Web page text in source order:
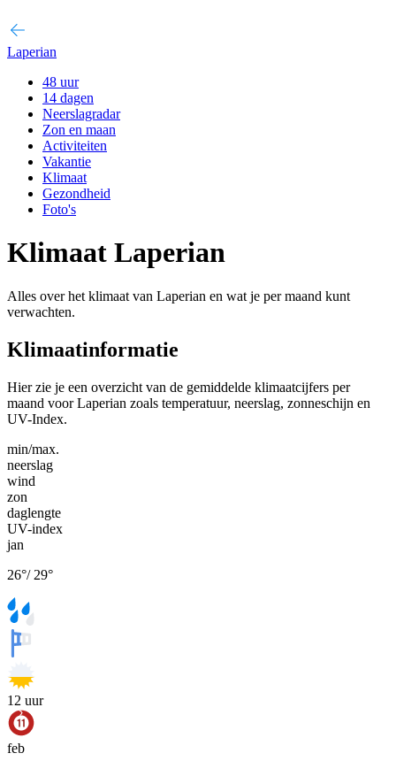
Laperian
48 uur
14 dagen
Neerslagradar
Zon en maan
Activiteiten
Vakantie
Klimaat
Gezondheid
Foto's
Klimaat Laperian
Alles over het klimaat van Laperian en wat je per maand kunt
verwachten.
Klimaatinformatie
Hier zie je een overzicht van de gemiddelde klimaatcijfers per
maand voor Laperian zoals temperatuur, neerslag, zonneschijn en
UV-Index.
min/max.
neerslag
wind
zon
daglengte
UV-index
jan
26°/ 29°
12 uur
feb